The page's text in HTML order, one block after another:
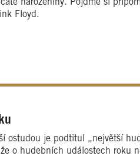
narozeniny. Pojďme si
Floyd.
ostudou je podtitul „největší
o hudebních událostech roku